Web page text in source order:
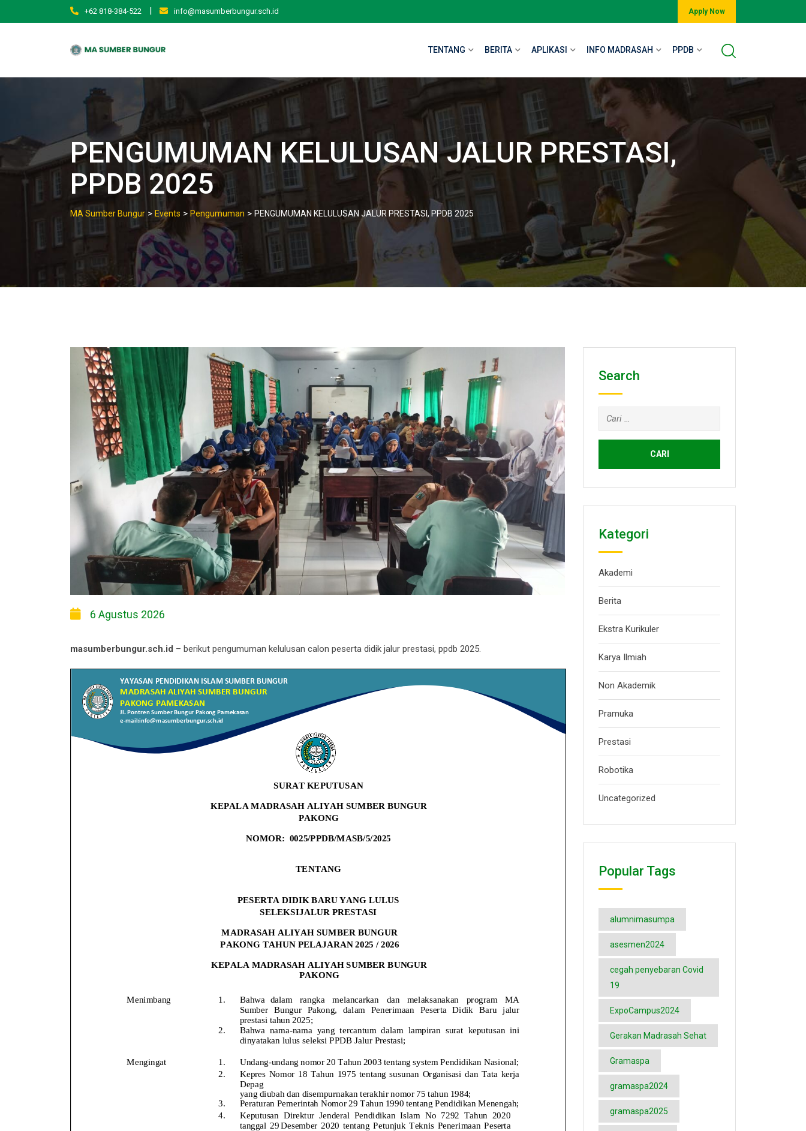
to
+62 818-384-522 | info@masumberbungur.sch.id Apply Now
TENTANG BERITA APLIKASI INFO MADRASAH PPDB
PENGUMUMAN KELULUSAN JALUR PRESTASI,
PPDB 2025
MA Sumber Bungur > Events > Pengumuman > PENGUMUMAN KELULUSAN JALUR PRESTASI, PPDB 2025
6 Agustus 2026
masumberbungur.sch.id – berikut pengumuman kelulusan calon peserta didik jalur prestasi, ppdb 2025.
Search
Cari
untuk:
Kategori
Akademi
Berita
Ekstra Kurikuler
Karya Ilmiah
Non Akademik
Pramuka
Prestasi
Robotika
Uncategorized
Popular Tags
alumnimasumpa
asesmen2024
cegah penyebaran Covid
19
ExpoCampus2024
Gerakan Madrasah Sehat
Gramaspa
gramaspa2024
gramaspa2025